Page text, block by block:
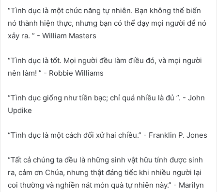
“Tình dục là một chức năng tự nhiên. Bạn không thể biến
nó thành hiện thực, nhưng bạn có thể dạy mọi người để nó
xảy ra. ” - William Masters
“Tình dục là tốt. Mọi người đều làm điều đó, và mọi người
nên làm! ” - Robbie Williams
“Tình dục giống như tiền bạc; chỉ quá nhiều là đủ ”. - John
Updike
“Tình dục là một cách đối xử hai chiều.” - Franklin P. Jones
“Tất cả chúng ta đều là những sinh vật hữu tính được sinh
ra, cảm ơn Chúa, nhưng thật đáng tiếc khi nhiều người lại
coi thường và nghiền nát món quà tự nhiên này.” - Marilyn